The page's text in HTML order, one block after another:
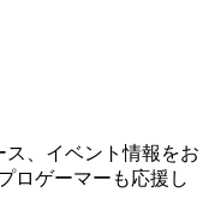
、イベント情報をお
ロゲーマーも応援し